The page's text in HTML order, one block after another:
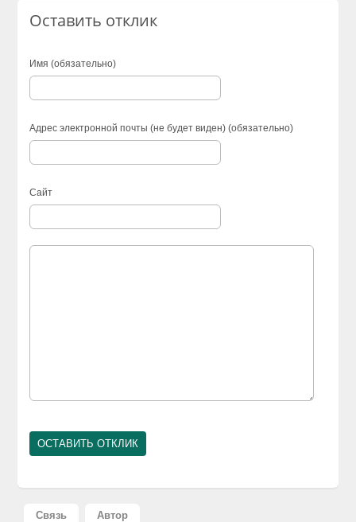
Оставить отклик
Имя (обязательно)
Адрес электронной почты (не будет виден) (обязательно)
Сайт
Связь Автор